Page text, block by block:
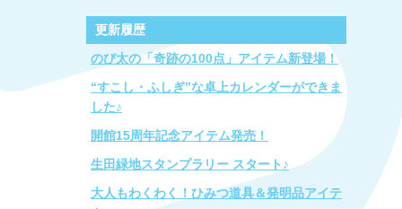
更新履歴
のび太の「奇跡の100点」アイテム新登場！
“すこし・ふしぎ”な卓上カレンダーができま
した♪
開館15周年記念アイテム発売！
生田緑地スタンプラリー スタート♪
大人もわくわく！ひみつ道具＆発明品アイテ